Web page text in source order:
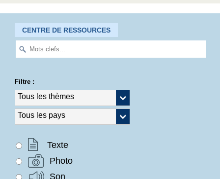
CENTRE DE RESSOURCES
Filtre :
Texte
Photo
Son